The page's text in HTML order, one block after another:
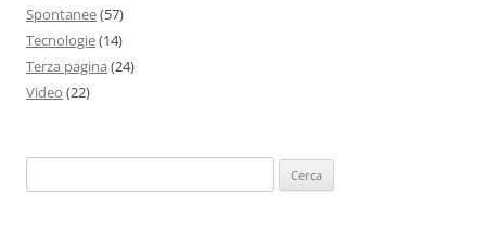
Spontanee(57)
Tecnologie(14)
Terza pagina (24)
Video (22)
per: